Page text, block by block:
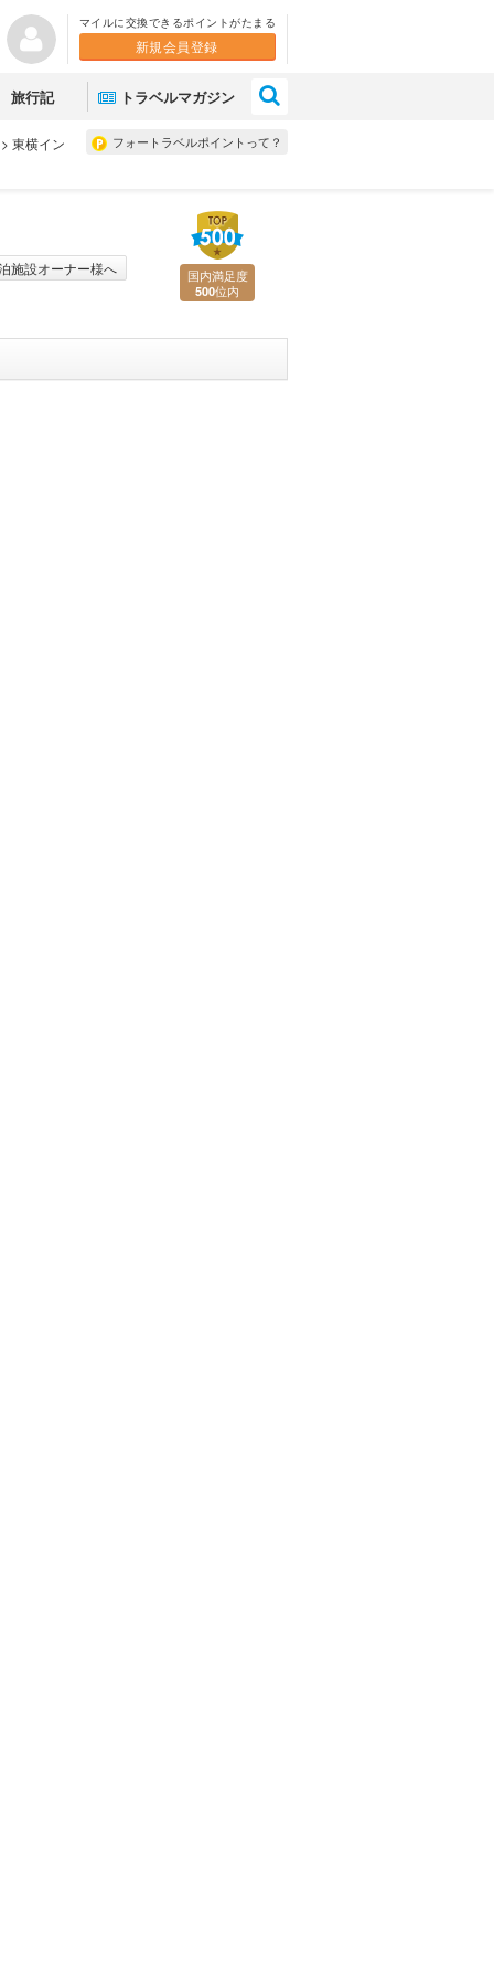
マイルに交換できるポイントがたまる
新規会員登録
旅行記 トラベルマガジン
フォートラベルポイントって？
> 東横イン
施設オーナー様へ 国内満足度
500位内